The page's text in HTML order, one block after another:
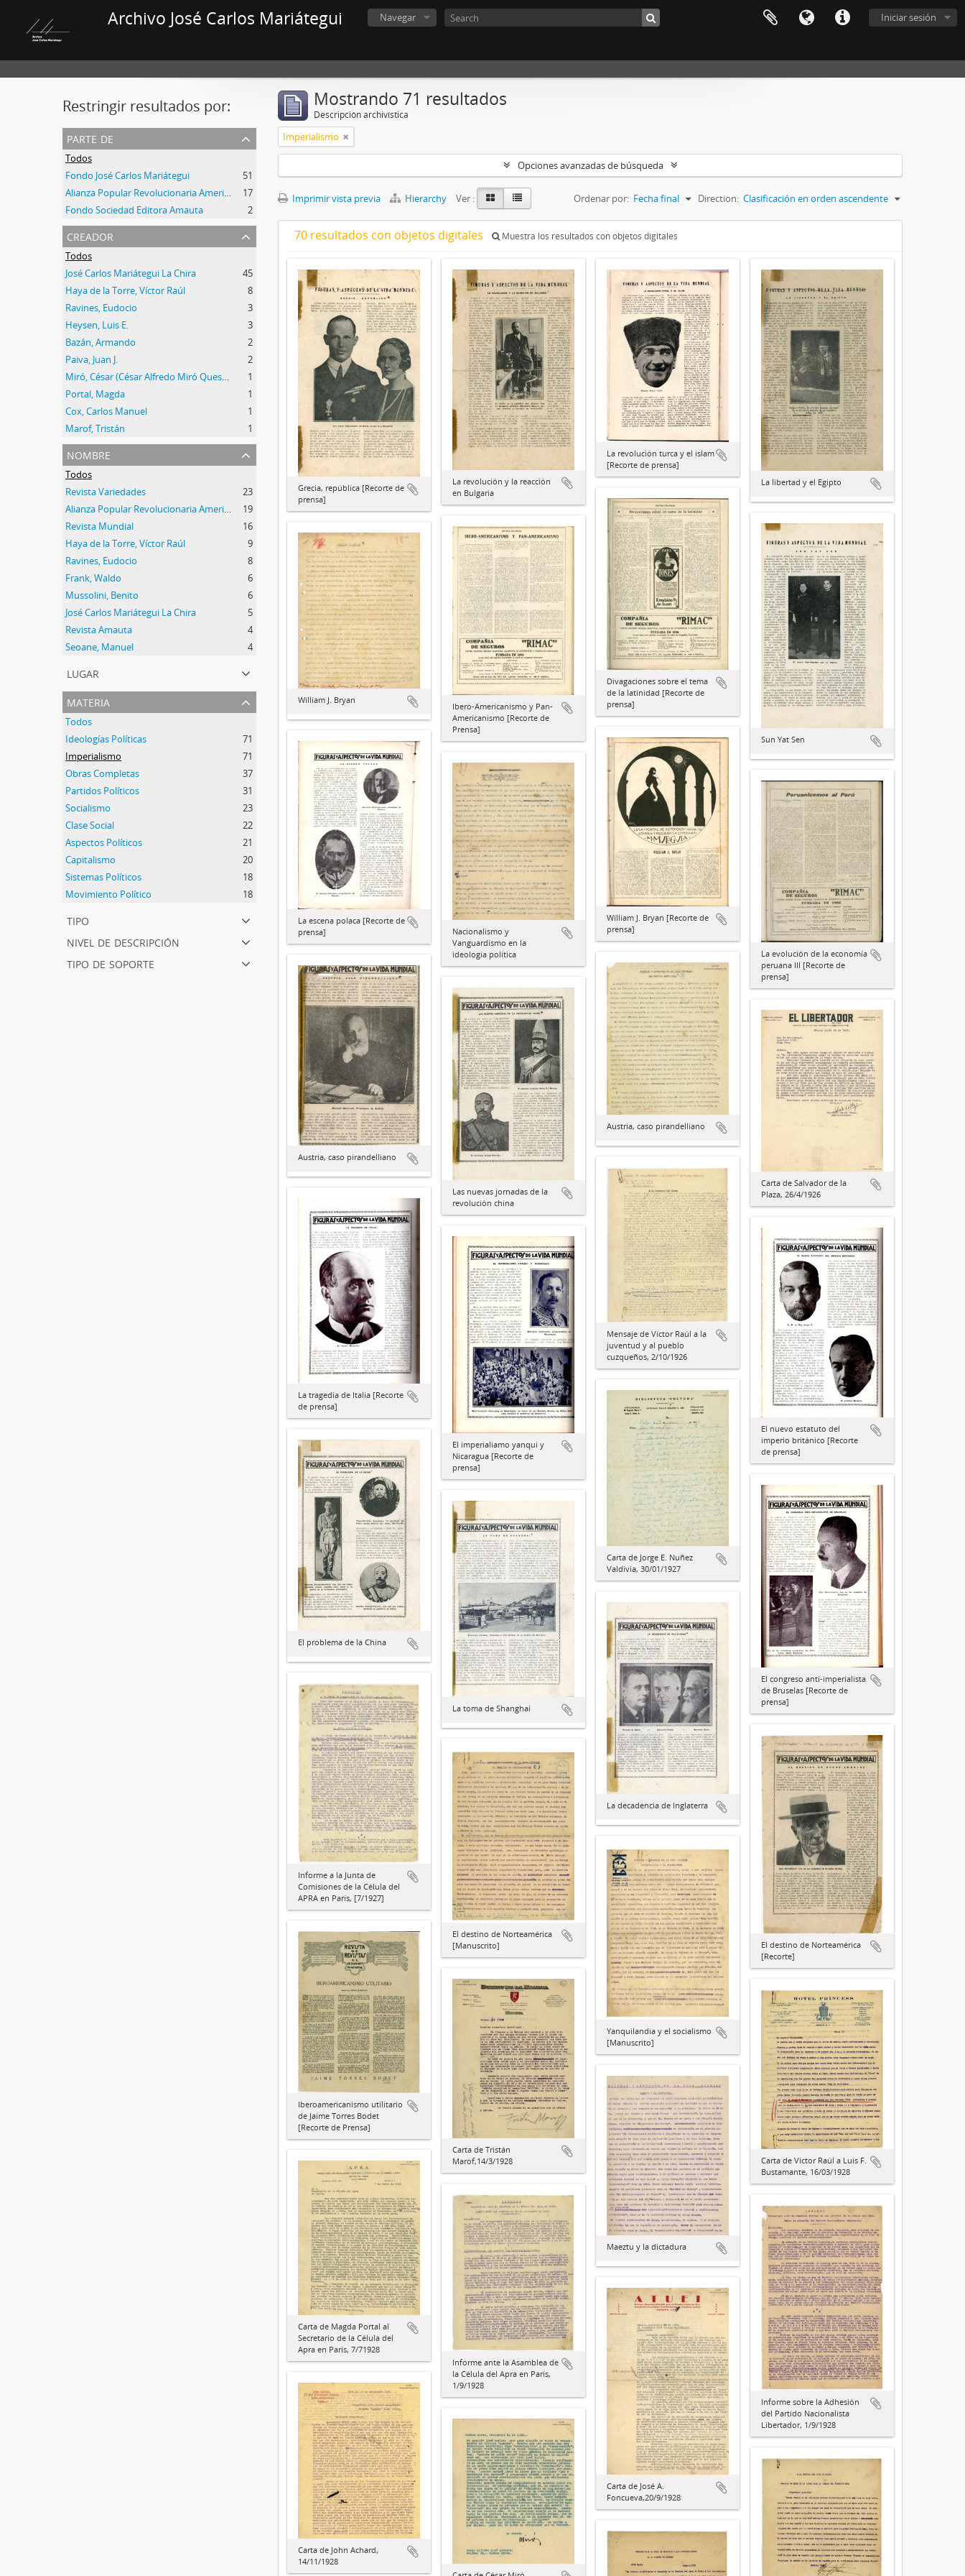
Archivo José Carlos Mariátegui Iniciar sesión
Navegar
Restringir resultados por:
parte de
Todos
Fondo José Carlos Mariátegui
51
Alianza Popular Revolucionaria Americana-APRA (Colección)
17
Fondo Sociedad Editora Amauta
2
creador
Todos
José Carlos Mariátegui La Chira
45
Haya de la Torre, Víctor Raúl
8
Ravines, Eudocio
3
Heysen, Luis E.
3
Bazán, Armando
2
Paiva, Juan J.
2
Miró, César (César Alfredo Miró Quesada)
1
Portal, Magda
1
Cox, Carlos Manuel
1
Marof, Tristán
1
nombre
Todos
Revista Variedades
23
Alianza Popular Revolucionaria Americana (APRA)
19
Revista Mundial
16
Haya de la Torre, Víctor Raúl
9
Ravines, Eudocio
8
Frank, Waldo
6
Mussolini, Benito
6
José Carlos Mariátegui La Chira
5
Revista Amauta
4
Seoane, Manuel
4
lugar
materia
Todos
Ideologías Políticas
71
Imperialismo
71
Obras Completas
37
Partidos Políticos
31
Socialismo
23
Clase Social
22
Aspectos Políticos
21
Capitalismo
20
Sistemas Políticos
18
Movimiento Político
18
tipo
nivel de descripción
tipo de soporte
Mostrando 71 resultados
Descripción archivística
Imperialismo
Opciones avanzadas de búsqueda
Imprimir vista previa Hierarchy Ver : Ordenar por: Fecha final Direction: Clasificación en orden ascendente
70 resultados con objetos digitales Muestra los resultados con objetos digitales
Grecia, república [Recorte de
prensa]
La revolución y la reacción
en Bulgaria
La revolución turca y el islam
[Recorte de prensa]
La libertad y el Egipto
Divagaciones sobre el tema
de la latinidad [Recorte de
prensa]
Sun Yat Sen
Ibero-Americanismo y Pan-
Americanismo [Recorte de
Prensa]
William J. Bryan
William J. Bryan [Recorte de
prensa]
La escena polaca [Recorte de
prensa]
Nacionalismo y
Vanguardismo en la
ideología política
La evolución de la economía
peruana III [Recorte de
prensa]
Austria, caso pirandelliano
Austria, caso pirandelliano
Las nuevas jornadas de la
revolución china
Carta de Salvador de la
Plaza, 26/4/1926
Mensaje de Víctor Raúl a la
juventud y al pueblo
cuzqueños, 2/10/1926
La tragedia de Italia [Recorte
de prensa]
El nuevo estatuto del
imperio británico [Recorte
de prensa]
El imperialiamo yanqui y
Nicaragua [Recorte de
prensa]
Carta de Jorge E. Nuñez
Valdivia, 30/01/1927
El problema de la China
El congreso anti-imperialista
de Bruselas [Recorte de
prensa]
La toma de Shanghai
La decadencia de Inglaterra
Informe a la Junta de
Comisiones de la Célula del
APRA en París, [7/1927]
El destino de Norteamérica
[Recorte]
El destino de Norteamérica
[Manuscrito]
Yanquilandia y el socialismo
[Manuscrito]
Iberoamericanismo utilitario
de Jaime Torres Bodet
[Recorte de Prensa]
Carta de Tristán
Marof,14/3/1928
Carta de Víctor Raúl a Luis F.
Bustamante, 16/03/1928
Maeztu y la dictadura
Carta de Magda Portal al
Secretario de la Célula del
Apra en París, 7/71928
Informe ante la Asamblea de
la Célula del Apra en París,
1/9/1928
Informe sobre la Adhesión
del Partido Nacionalista
Libertador, 1/9/1928
Carta de José A.
Foncueva,20/9/1928
Carta de John Achard,
14/11/1928